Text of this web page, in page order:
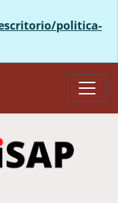
politica-